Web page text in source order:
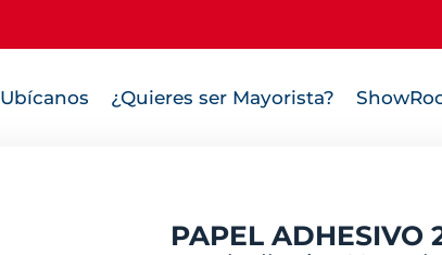
Ubícanos ¿Quieres ser Mayorista?
PAPEL ADHESIVO